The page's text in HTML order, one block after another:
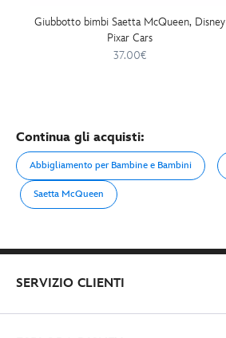
Giubbotto bimbi Saetta McQueen, Disney
Pixar Cars
37.00€
Continua gli acquisti:
Abbigliamento per Bambine e Bambini
Saetta McQueen
SERVIZIO CLIENTI